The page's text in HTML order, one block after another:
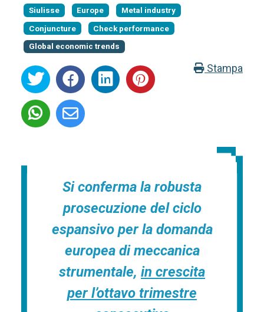
Siulisse Europe
Metal industry
Conjuncture
Check performance
Global economic trends
Stampa
Si conferma la robusta
prosecuzione del ciclo
espansivo per la domanda
europea di meccanica
strumentale, in crescita
per l’ottavo trimestre